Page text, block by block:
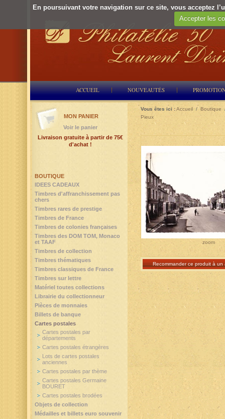
En poursuivant votre navigation sur ce site, vous acceptez
Accepter les
ACCUEIL NOUVEAUTÉS
Vous êtes ici :Accueil / Boutique
Pieux
zoom
Recommander ce produit à un
BOUTIQUE
IDEES CADEAUX
Timbres d'affranchissement pas
chers
Timbres rares de prestige
Timbres de France
Timbres de colonies françaises
Timbres des DOM TOM, Monaco
et TAAF
Timbres de collection
Timbres thématiques
Timbres classiques de France
Timbres sur lettre
Matériel toutes collections
Librairie du collectionneur
Pièces de monnaies
Billets de banque
Cartes postales
Cartes postales par
départements
Cartes postales étrangères
Lots de cartes postales
anciennes
Cartes postales par thème
Cartes postales Germaine
BOURET
Cartes postales brodées
Objets de collection
Médailles et billets euro souvenir
MON PANIER
Voir le panier
Livraison gratuite à partir de 75€
d'achat !